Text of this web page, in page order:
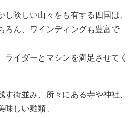
し険しい山々をも有する四国は、
ろん、ワインディングも豊富で
ライダーとマシンを満足させてく
す街並み、所々にある寺や神社、
味しい麺類、